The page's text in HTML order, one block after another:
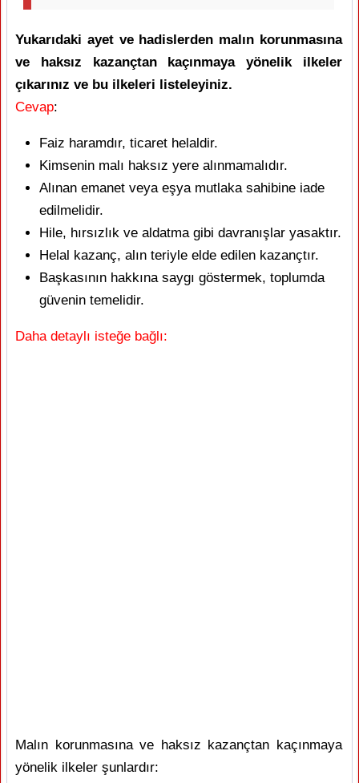
Yukarıdaki ayet ve hadislerden malın korunmasına
ve haksız kazançtan kaçınmaya yönelik ilkeler
çıkarınız ve bu ilkeleri listeleyiniz.
Cevap:
Faiz haramdır, ticaret helaldir.
Kimsenin malı haksız yere alınmamalıdır.
Alınan emanet veya eşya mutlaka sahibine iade
edilmelidir.
Hile, hırsızlık ve aldatma gibi davranışlar yasaktır.
Helal kazanç, alın teriyle elde edilen kazançtır.
Başkasının hakkına saygı göstermek, toplumda
güvenin temelidir.
Daha detaylı isteğe bağlı:
Malın korunmasına ve haksız kazançtan kaçınmaya
yönelik ilkeler şunlardır: